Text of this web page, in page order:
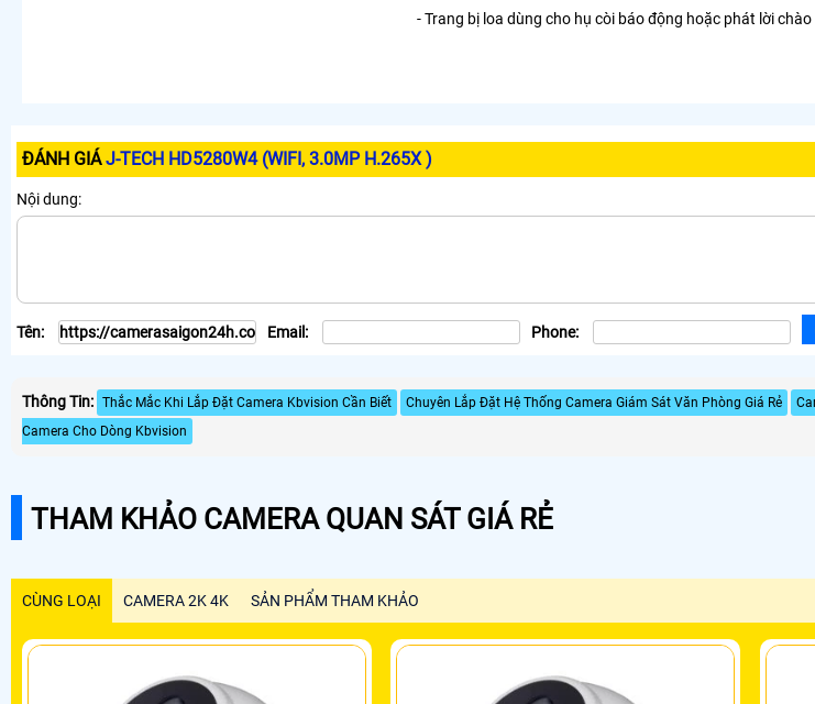
- Trang bị loa dùng cho hụ còi báo động hoặc phát lời
ĐÁNH GIÁJ-TECH HD5280W4 (WIFI, 3.0MP H.265X )
Nội dung:
Tên: Email: Phone:
Thông Tin: Thắc Mắc Khi Lắp Đặt Camera Kbvision Cần Biết Chuyên Lắp Đặt Hệ Thống Camera Giám Sát Văn Phòng Giá Rẻ
Camera Cho Dòng Kbvision
THAM KHẢO CAMERA QUAN SÁT GIÁ RẺ
CÙNG LOẠI CAMERA 2K 4K SẢN PHẨM THAM KHẢO